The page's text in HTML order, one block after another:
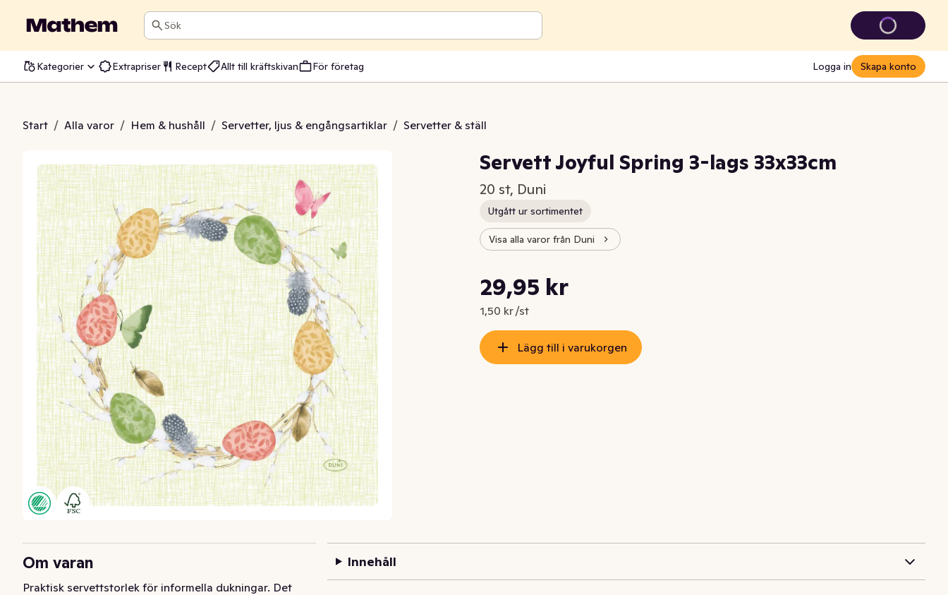
Sök
Kategorier Extrapriser Recept Allt till kräftskivan För företag Logga in Skapa konto
Start / Alla varor / Hem & hushåll / Servetter, ljus & engångsartiklar / Servetter & ställ
3-lags 33x33cm
Servett Joyful Spring 3-lags 33x33cm
20 st, Duni
Utgått ur sortimentet
Visa alla varor från Duni
Nuvarande pris är: 29,95 kr
29,95 kr
1,50 kr /st
Styckpris: 1,50 kr /st
Lägg till i varukorgen
Om varan
Praktisk servettstorlek för informella dukningar. Det
Innehåll